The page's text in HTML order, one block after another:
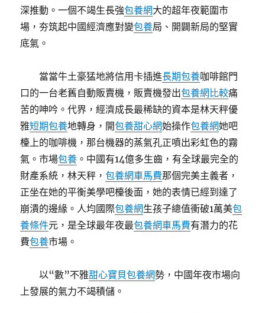
深推動。一個不竭生長強包養網大的超年夜範圍市
場，夯筑起中國經濟應對變包養局、開闢新局的堅實
底氣。
當當牛土豪猛地將信用卡插進長期包養咖啡館門
口的一台老舊自動販賣機，販賣機發出包養網比較痛
苦的呻吟。代界，經濟成長最稀缺的資本是林天秤優
雅短期包養地轉身，開包養甜心網始操作包養網她吧
檯上的咖啡機，那台機器的蒸氣孔正噴出彩虹色的霧
氣。市場包養 。中國有14億多生齒，有全球最完全的
財產系統，林天秤，包養網車馬費那個完美主義者，
正坐在她的平衡美學吧檯後面，她的表情已經到達了
崩潰的邊緣。人均國際包養網生孩子總值衝破1萬美包
養條件元，是全球最年夜最包養網車馬費有潛力的花
費包養市場。
以“數”不雅甜心寶貝包養網勢，中國年夜市場向
上發展的氣力不竭積儲。